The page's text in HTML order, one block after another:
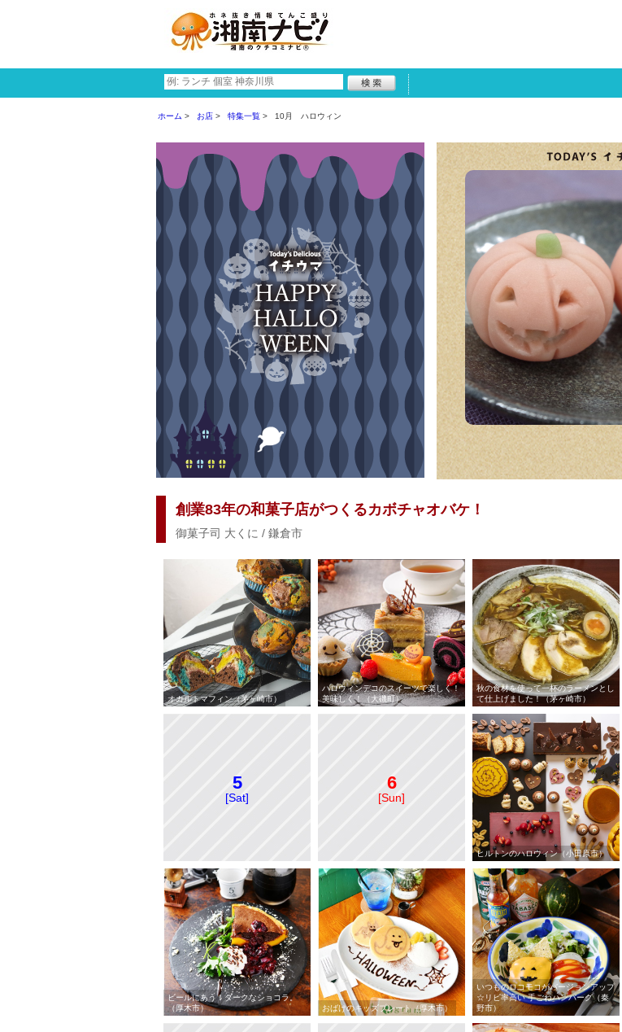
ホーム お店 特集一覧 10月 ハロウィン
創業83年の和菓子店がつくるカボチャオバケ！
御菓子司 大くに / 鎌倉市
オカルトマフィン（茅ヶ崎市）
ハロウィンデコのスイーツで楽しく！
美味しく！（大磯町）
秋の食材を使って一杯のラーメンとし
て仕上げました！（茅ヶ崎市）
5
[Sat]
6
[Sun]
ヒルトンのハロウィン（小田原市）
ビールにあう！ダークなショコラ。
（厚木市）
おばけのキッズプレート（厚木市）
いつものロコモコがバージョンアップ
☆リピ率高い 手ごねハンバーグ（秦
野市）